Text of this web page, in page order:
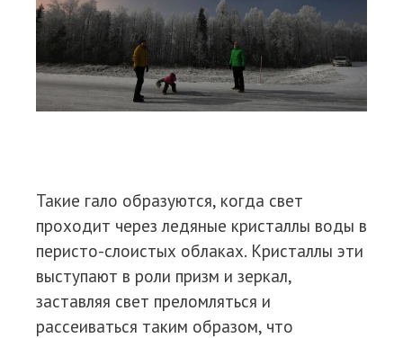
Такие гало образуются, когда свет
проходит через ледяные кристаллы воды в
перисто-слоистых облаках. Кристаллы эти
выступают в роли призм и зеркал,
заставляя свет преломляться и
рассеиваться таким образом, что